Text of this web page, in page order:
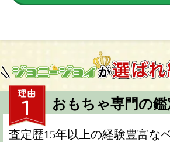
おもちゃ専門の鑑
査定歴15年以上の経験豊富な